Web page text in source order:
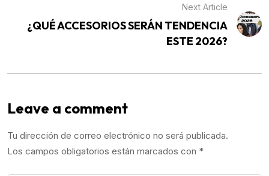
Next Article
¿QUÉ ACCESORIOS SERÁN TENDENCIA
ESTE 2026?
Leave a comment
Tu dirección de correo electrónico no será publicada.
Los campos obligatorios están marcados con *